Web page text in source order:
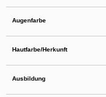
Augenfarbe
Hautfarbe/Herkunft
Ausbildung